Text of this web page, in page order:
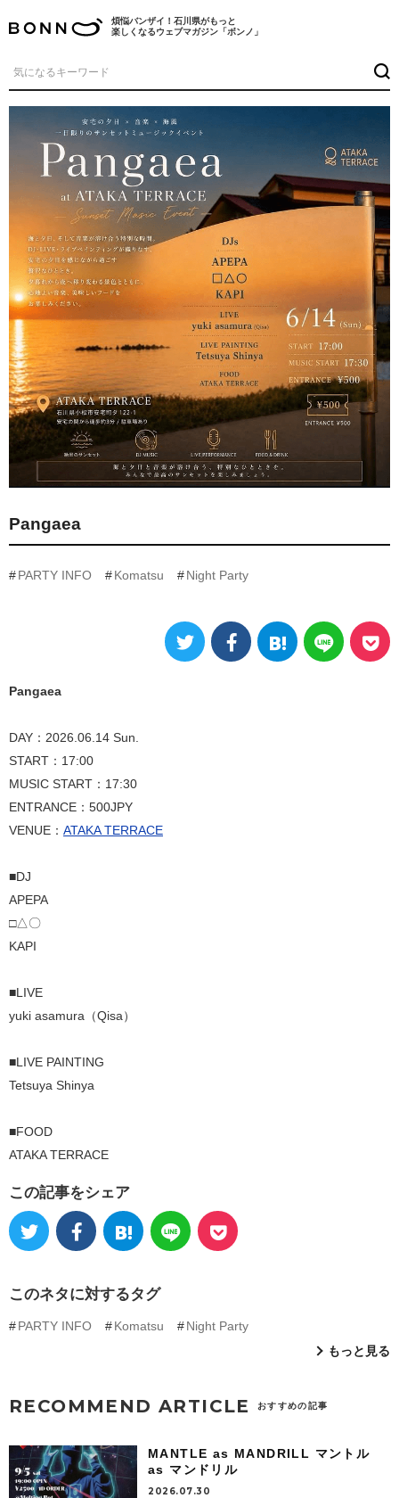
煩悩バンザイ！石川県がもっと
楽しくなるウェブマガジン「ボンノ」
Pangaea
PARTY INFO Komatsu Night Party
Pangaea
DAY：2026.06.14 Sun.
START：17:00
MUSIC START：17:30
ENTRANCE：500JPY
VENUE： ATAKA TERRACE
■DJ
APEPA
□△〇
KAPI
■LIVE
yuki asamura（Qisa）
■LIVE PAINTING
Tetsuya Shinya
■FOOD
ATAKA TERRACE
この記事をシェア
このネタに対するタグ
PARTY INFO Komatsu
Night Party
もっと見る
RECOMMEND ARTICLE おすすめの記事
MANTLE as MANDRILL マントル
as マンドリル
2026.07.30